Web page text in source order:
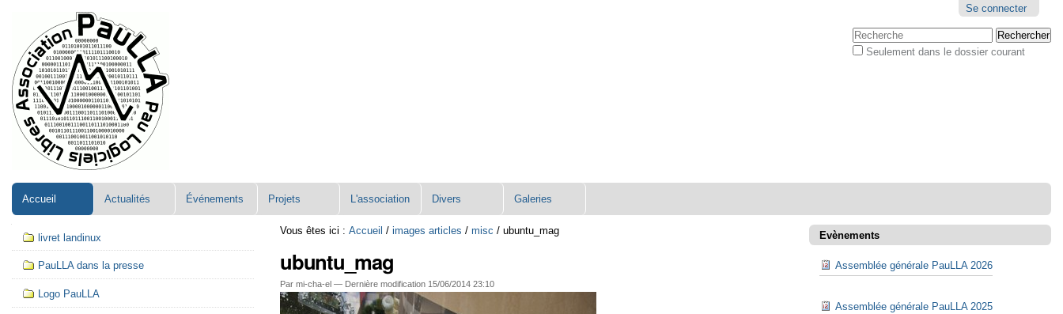
contenu.
Aller
à
la
navigation
personnels
Se connecter
Chercher par
Seulement dans le dossier courant
Accueil Actualités Événements Projets L'association Divers Galeries
Vous êtes ici : Accueil /images articles /misc /ubuntu_mag
ubuntu_mag
Par mi-cha-el — Dernière modification 15/06/2014 23:10
Navigation
livret landinux
PauLLA dans la presse
Logo PauLLA
Evènements
Assemblée générale PauLLA 2026
Assemblée générale PauLLA 2025